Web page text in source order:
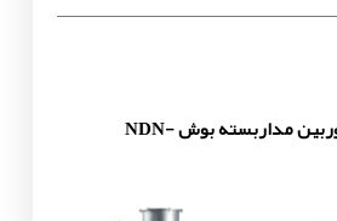
محصولات مرتبط با دوربین مداربسته بوش NDN-